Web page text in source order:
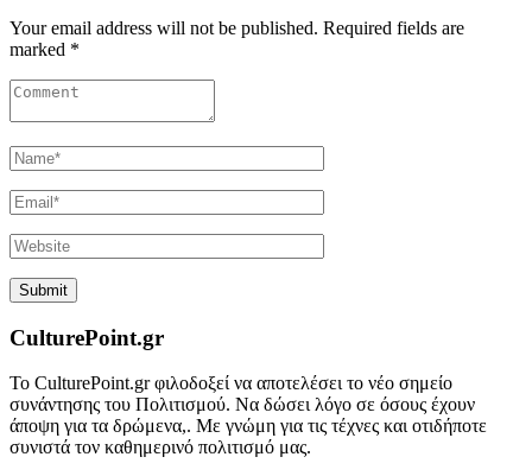
Your email address will not be published. Required fields are
marked *
CulturePoint.gr
Το CulturePoint.gr φιλοδοξεί να αποτελέσει το νέο σημείο
συνάντησης του Πολιτισμού. Να δώσει λόγο σε όσους έχουν
άποψη για τα δρώμενα,. Με γνώμη για τις τέχνες και οτιδήποτε
συνιστά τον καθημερινό πολιτισμό μας.